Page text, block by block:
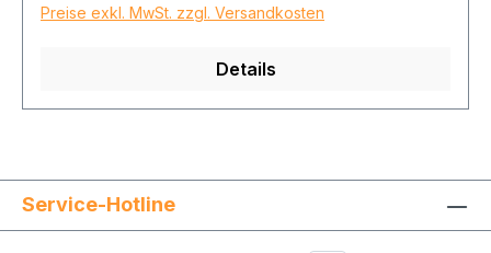
Preise exkl. MwSt. zzgl. Versandkosten
Details
Service-Hotline